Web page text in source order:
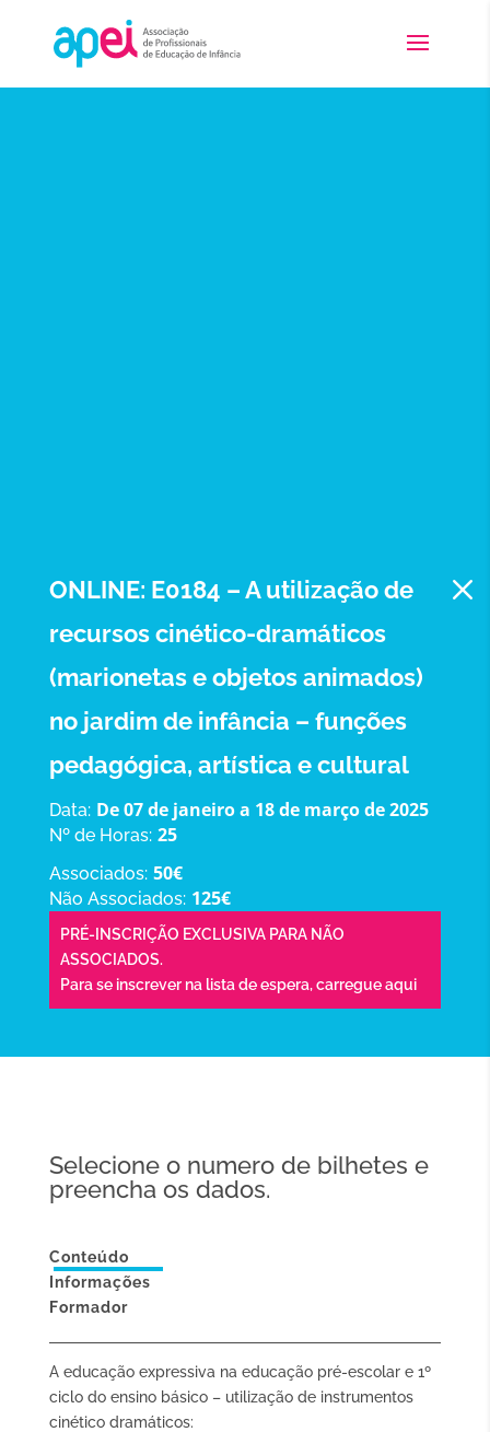
ONLINE: E0184 – A utilização de
recursos cinético-dramáticos
(marionetas e objetos animados)
no jardim de infância – funções
pedagógica, artística e cultural
Data: De 07 de janeiro a 18 de março de 2025
Nº de Horas: 25
Associados: 50€
Não Associados: 125€
PRÉ-INSCRIÇÃO EXCLUSIVA PARA NÃO
ASSOCIADOS.
Para se inscrever na lista de espera,carregue aqui
M
Selecione o numero de bilhetes e
preencha os dados.
Conteúdo
Informações
Formador
A educação expressiva na educação pré-escolar e 1º
ciclo do ensino básico – utilização de instrumentos
cinético dramáticos: